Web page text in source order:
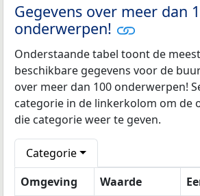
Gegevens over meer dan
onderwerpen!
Onderstaande tabel toont de
beschikbare gegevens voor de
over meer dan 100 onderwerpen!
categorie in de linkerkolom om de
die categorie weer te geven.
Categorie
Omgeving
Waarde